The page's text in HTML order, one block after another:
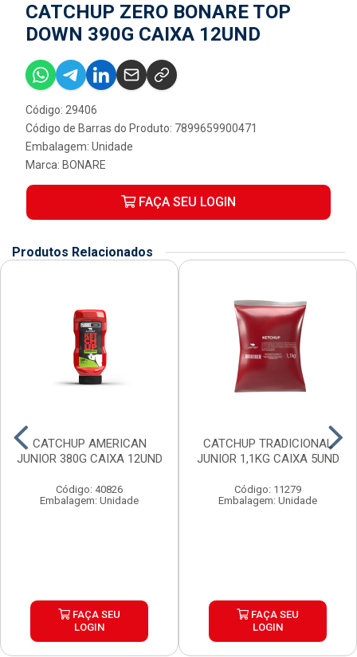
CATCHUP ZERO BONARE TOP
DOWN 390G CAIXA 12UND
Código: 29406
Código de Barras do Produto: 7899659900471
Embalagem: Unidade
Marca: BONARE
FAÇA SEU LOGIN
Produtos Relacionados
CATCHUP AMERICAN
JUNIOR 380G CAIXA 12UND
Código: 40826
Embalagem: Unidade
FAÇA SEU
LOGIN
CATCHUP TRADICIONAL
JUNIOR 1,1KG CAIXA 5UND
Código: 11279
Embalagem: Unidade
FAÇA SEU
LOGIN